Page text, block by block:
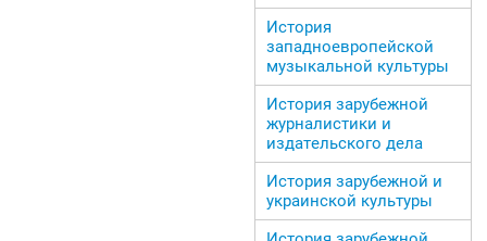
История
западноевропейской
музыкальной культуры
История зарубежной
журналистики и
издательского дела
История зарубежной и
украинской культуры